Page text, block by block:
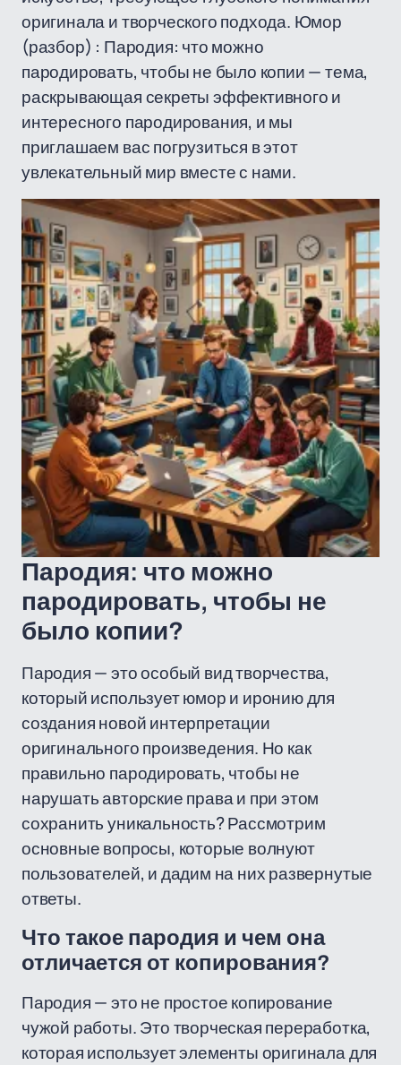
оригинала и творческого подхода. Юмор
(разбор) : Пародия: что можно
пародировать, чтобы не было копии — тема,
раскрывающая секреты эффективного и
интересного пародирования, и мы
приглашаем вас погрузиться в этот
увлекательный мир вместе с нами.
Пародия: что можно
пародировать, чтобы не
было копии?
Пародия — это особый вид творчества,
который использует юмор и иронию для
создания новой интерпретации
оригинального произведения. Но как
правильно пародировать, чтобы не
нарушать авторские права и при этом
сохранить уникальность? Рассмотрим
основные вопросы, которые волнуют
пользователей, и дадим на них развернутые
ответы.
Что такое пародия и чем она
отличается от копирования?
Пародия — это не простое копирование
чужой работы. Это творческая переработка,
которая использует элементы оригинала для